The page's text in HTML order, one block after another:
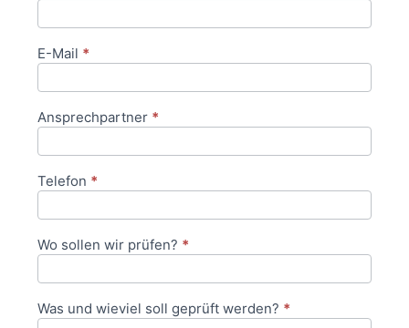
E-Mail *
Ansprechpartner *
Telefon *
Wo sollen wir prüfen? *
Was und wieviel soll geprüft werden? *